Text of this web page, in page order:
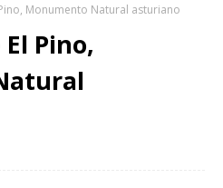
Monumento Natural asturiano
Pino,